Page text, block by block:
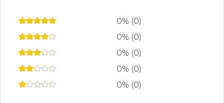
0% (0)
0% (0)
0% (0)
0% (0)
0% (0)